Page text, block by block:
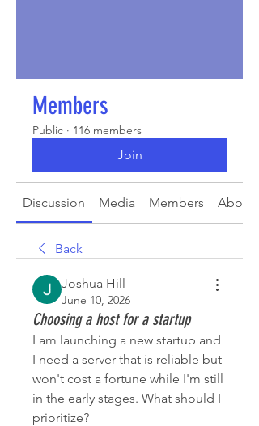
Members
Public · 116 members
Join
Discussion Media Members About
Back
Joshua Hill
June 10, 2026
Choosing a host for a startup
I am launching a new startup and
I need a server that is reliable but
won't cost a fortune while I'm still
in the early stages. What should I
prioritize?